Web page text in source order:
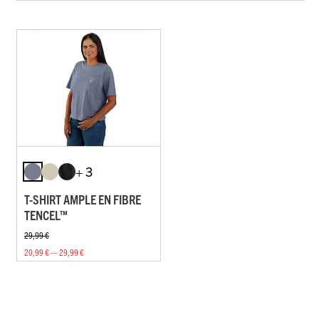
+ 3
T-SHIRT AMPLE EN FIBRE
TENCEL™
29,99 €
20,99 € — 29,99 €